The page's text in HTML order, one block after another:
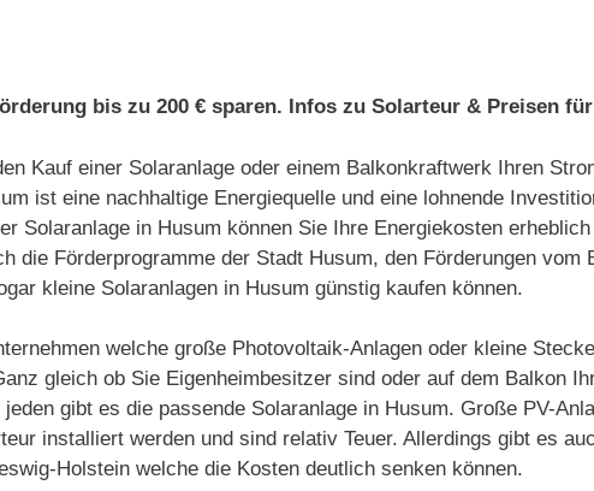
bis zu 200 € sparen. Infos zu Solarteur & Preisen
Kauf einer Solaranlage oder einem Balkonkraftwerk Ihren
ist eine nachhaltige Energiequelle und eine lohnende
Solaranlage in Husum können Sie Ihre Energiekosten erheblich
die Förderprogramme der Stadt Husum, den Förderungen vom
kleine Solaranlagen in Husum günstig kaufen können.
welche große Photovoltaik-Anlagen oder kleine
gleich ob Sie Eigenheimbesitzer sind oder auf dem Balkon
gibt es die passende Solaranlage in Husum. Große PV-
installiert werden und sind relativ Teuer. Allerdings gibt es
Holstein welche die Kosten deutlich senken können.